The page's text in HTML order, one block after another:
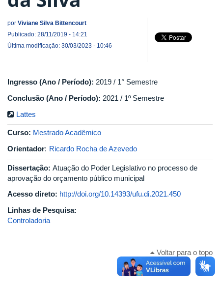
por Viviane Silva Bittencourt
Publicado: 28/11/2019 - 14:21
Última modificação: 30/03/2023 - 10:46
Ingresso (Ano / Período): 2019 / 1° Semestre
Conclusão (Ano / Período): 2021 / 1º Semestre
Lattes
Curso: Mestrado Acadêmico
Orientador: Ricardo Rocha de Azevedo
Dissertação: Atuação do Poder Legislativo no processo de
aprovação do orçamento público municipal
Acesso direto: http://doi.org/10.14393/ufu.di.2021.450
Linhas de Pesquisa:
Controladoria
Voltar para o topo